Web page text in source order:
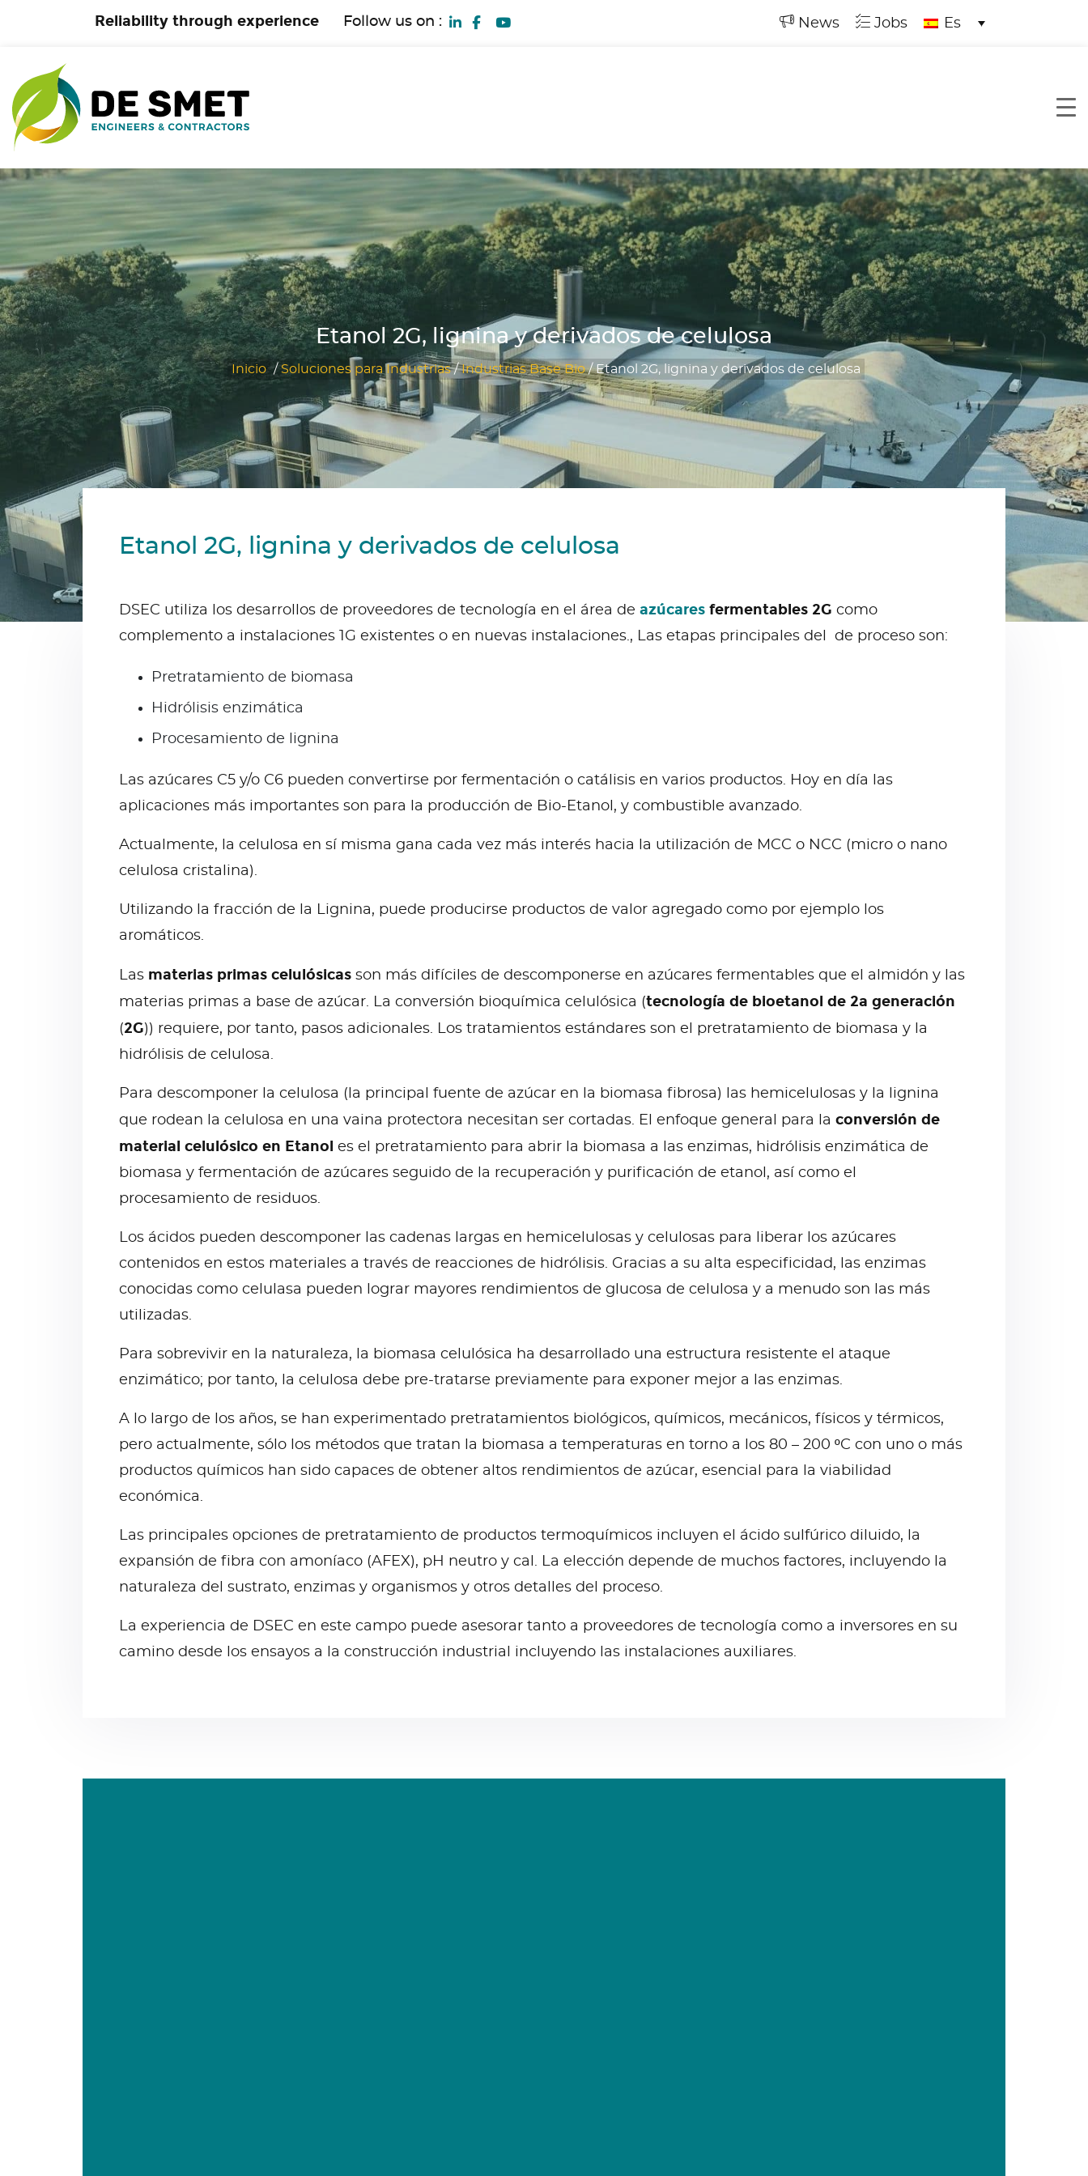
Reliability through experience Follow us on : News Jobs Es
Etanol 2G, lignina y derivados de celulosa
Inicio /Soluciones para Industrias/Industrias Base Bio/Etanol 2G, lignina y derivados de celulosa
Etanol 2G, lignina y derivados de celulosa
DSEC utiliza los desarrollos de proveedores de tecnología en el área de azúcares fermentables 2G como
complemento a instalaciones 1G existentes o en nuevas instalaciones., Las etapas principales del de proceso son:
Pretratamiento de biomasa
Hidrólisis enzimática
Procesamiento de lignina
Las azúcares C5 y/o C6 pueden convertirse por fermentación o catálisis en varios productos. Hoy en día las
aplicaciones más importantes son para la producción de Bio-Etanol, y combustible avanzado.
Actualmente, la celulosa en sí misma gana cada vez más interés hacia la utilización de MCC o NCC (micro o nano
celulosa cristalina).
Utilizando la fracción de la Lignina, puede producirse productos de valor agregado como por ejemplo los
aromáticos.
Las materias primas celulósicas son más difíciles de descomponerse en azúcares fermentables que el almidón y las
materias primas a base de azúcar. La conversión bioquímica celulósica (tecnología de bioetanol de 2a generación
(2G)) requiere, por tanto, pasos adicionales. Los tratamientos estándares son el pretratamiento de biomasa y la
hidrólisis de celulosa.
Para descomponer la celulosa (la principal fuente de azúcar en la biomasa fibrosa) las hemicelulosas y la lignina
que rodean la celulosa en una vaina protectora necesitan ser cortadas. El enfoque general para la conversión de
material celulósico en Etanol es el pretratamiento para abrir la biomasa a las enzimas, hidrólisis enzimática de
biomasa y fermentación de azúcares seguido de la recuperación y purificación de etanol, así como el
procesamiento de residuos.
Los ácidos pueden descomponer las cadenas largas en hemicelulosas y celulosas para liberar los azúcares
contenidos en estos materiales a través de reacciones de hidrólisis. Gracias a su alta especificidad, las enzimas
conocidas como celulasa pueden lograr mayores rendimientos de glucosa de celulosa y a menudo son las más
utilizadas.
Para sobrevivir en la naturaleza, la biomasa celulósica ha desarrollado una estructura resistente el ataque
enzimático; por tanto, la celulosa debe pre-tratarse previamente para exponer mejor a las enzimas.
A lo largo de los años, se han experimentado pretratamientos biológicos, químicos, mecánicos, físicos y térmicos,
pero actualmente, sólo los métodos que tratan la biomasa a temperaturas en torno a los 80 – 200 ºC con uno o más
productos químicos han sido capaces de obtener altos rendimientos de azúcar, esencial para la viabilidad
económica.
Las principales opciones de pretratamiento de productos termoquímicos incluyen el ácido sulfúrico diluido, la
expansión de fibra con amoníaco (AFEX), pH neutro y cal. La elección depende de muchos factores, incluyendo la
naturaleza del sustrato, enzimas y organismos y otros detalles del proceso.
La experiencia de DSEC en este campo puede asesorar tanto a proveedores de tecnología como a inversores en su
camino desde los ensayos a la construcción industrial incluyendo las instalaciones auxiliares.